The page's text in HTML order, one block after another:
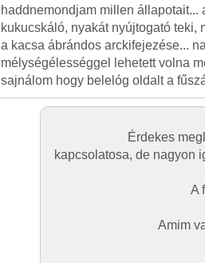
haddnemondjam millen állapotait...
kukucskáló, nyakát nyújtogató teki,
a kacsa ábrándos arckifejezése...
mélységélességgel lehetett volna
sajnálom hogy belelóg oldalt a
Érdekes
kapcsolatosa, de nagyon
A
Amim